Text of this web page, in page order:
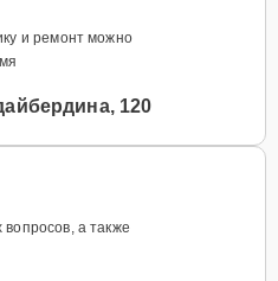
и ремонт можно
120
а также